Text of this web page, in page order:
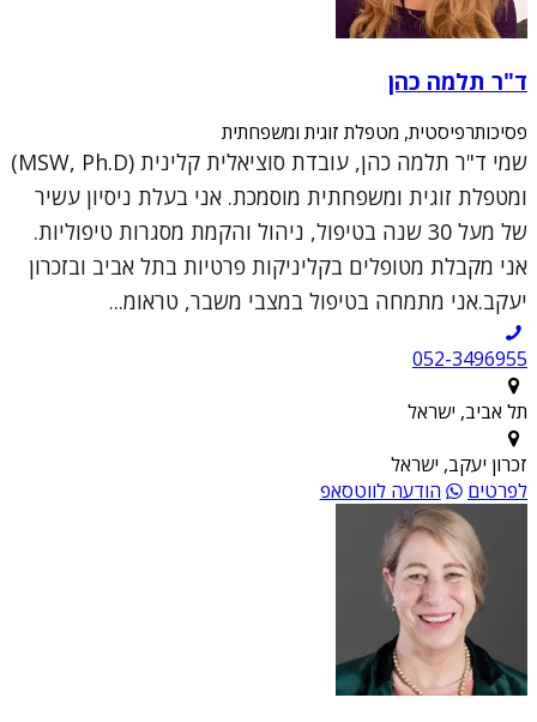
ד"ר תלמה כהן
פסיכותרפיסטית, מטפלת זוגית ומשפחתית
שמי ד"ר תלמה כהן, עובדת סוציאלית קלינית (MSW, Ph.D)
ומטפלת זוגית ומשפחתית מוסמכת. אני בעלת ניסיון עשיר
של מעל 30 שנה בטיפול, ניהול והקמת מסגרות טיפוליות.
אני מקבלת מטופלים בקליניקות פרטיות בתל אביב ובזכרון
יעקב.אני מתמחה בטיפול במצבי משבר, טראומ...
052-3496955
תל אביב, ישראל
זכרון יעקב, ישראל
לפרטים
הודעה לווטסאפ